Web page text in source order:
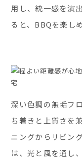
用し、統一感を演
ると、BBQを楽し
深い色調の無垢フ
ち着きと上質さを
ニングからリビン
は、光と風を通し